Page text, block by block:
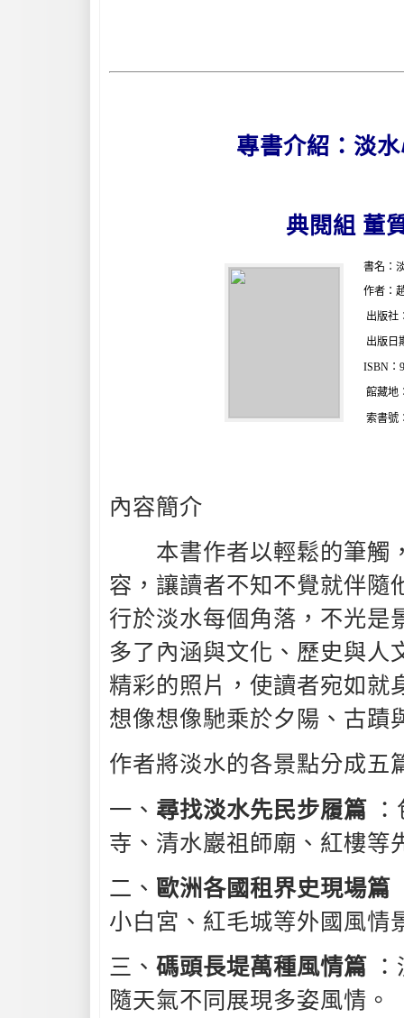
專書介紹：淡
典閱組 董
書名：
作者：
出版社
出版日
ISBN：
館藏地
索書號
內容簡介
本書作者以輕鬆的筆觸
容，讓讀者不知不覺就伴隨
行於淡水每個角落，不光是
多了內涵與文化、歷史與人
精彩的照片，使讀者宛如就
想像想像馳乘於夕陽、古蹟
作者將淡水的各景點分成五
一、 尋找淡水先民步履篇
寺、清水巖祖師廟、紅樓等
二、 歐洲各國租界史現場篇
小白宮、紅毛城等外國風情
三、 碼頭長堤萬種風情篇
隨天氣不同展現多姿風情。